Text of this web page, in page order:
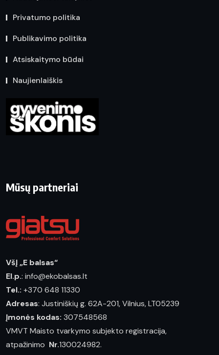
Privatumo politika
Publikavimo politika
Atsiskaitymo būdai
Naujienlaiškis
Mūsų partneriai
VšĮ „E balsas“
El.p.: info@ekobalsas.lt
Tel.: +370 648 11330
Adresas: Justiniškių g. 62A-201, Vilnius, LT05239
Įmonės kodas: 307548568
VMVT Maisto tvarkymo subjekto registracija,
atpažinimo Nr.130024982.